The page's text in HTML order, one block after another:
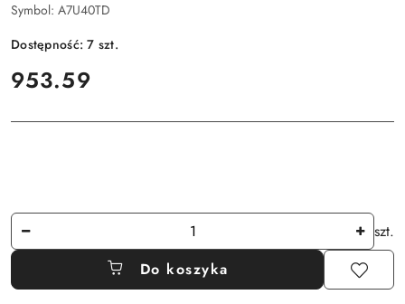
Symbol: A7U40TD
Dostępność:7 szt.
cena:
953.59
Ilość
szt.
Do koszyka